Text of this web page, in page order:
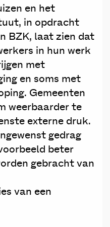
en het
in opdracht
BZK, laat zien dat
in hun werk
met
en soms met
Gemeenten
weerbaarder te
externe druk.
gedrag
beter
gebracht van
van een